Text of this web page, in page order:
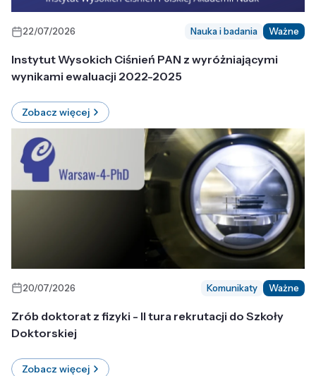
22/07/2026 Nauka i badania Ważne
Instytut Wysokich Ciśnień PAN z wyróżniającymi
wynikami ewaluacji 2022-2025
Zobacz więcej
20/07/2026 Komunikaty Ważne
Zrób doktorat z fizyki - II tura rekrutacji do Szkoły
Doktorskiej
Zobacz więcej